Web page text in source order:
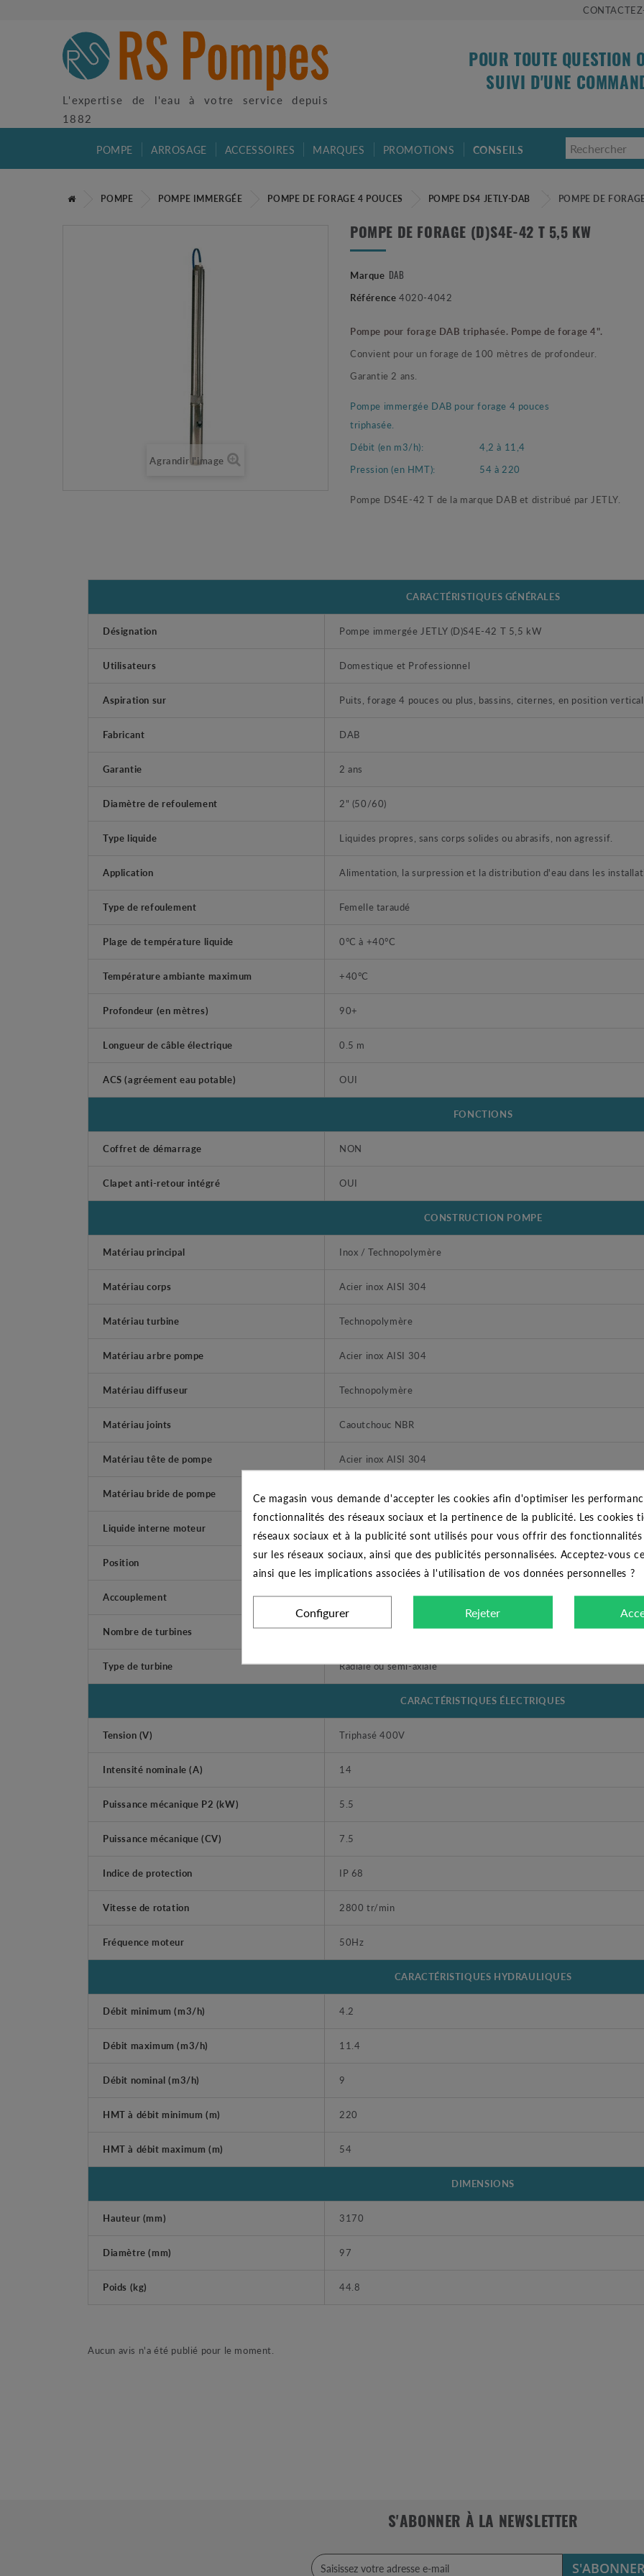
L'expertise de l'eau à votre service depuis
1882
POUR TOUTE QUESTION
SUIVI D'UNE
POMPE ARROSAGE ACCESSOIRES MARQUES PROMOTIONS CONSEILS
POMPE POMPE IMMERGÉE POMPE DE FORAGE 4 POUCES POMPE DS4 JETLY-DAB POMPE DE
Agrandir l'image
POMPE DE FORAGE (D)S4E-42 T 5,5 KW
Marque DAB
Référence 4020-4042
Pompe pour forage DAB triphasée. Pompe de forage 4".
Convient pour un forage de 100 mètres de profondeur.
Garantie 2 ans.
Pompe immergée DAB pour forage 4 pouces
triphasée.
Débit (en m3/h):
4,2 à 11,4
Pression (en HMT):
54 à 220
Pompe DS4E-42 T de la marque DAB et distribué par JETLY.
CARACTÉRISTIQUES GÉNÉRALES
Désignation Pompe immergée JETLY (D)S4E-42 T 5,5 kW
Utilisateurs Domestique et Professionnel
Aspiration sur Puits, forage 4 pouces ou plus, bassins, citernes, en position
Fabricant DAB
Garantie 2 ans
Diamètre de refoulement 2" (50/60)
Type liquide Liquides propres, sans corps solides ou abrasifs, non agressif.
Application Alimentation, la surpression et la distribution d'eau dans les
Type de refoulement Femelle taraudé
Plage de température liquide 0°C à +40°C
Température ambiante maximum +40°C
Profondeur (en mètres) 90+
Longueur de câble électrique 0.5 m
ACS (agréement eau potable) OUI
FONCTIONS
Coffret de démarrage NON
Clapet anti-retour intégré OUI
CONSTRUCTION POMPE
Matériau principal Inox / Technopolymère
Matériau corps Acier inox AISI 304
Matériau turbine Technopolymère
Matériau arbre pompe Acier inox AISI 304
Matériau diffuseur Technopolymère
Matériau joints Caoutchouc NBR
Matériau tête de pompe Acier inox AISI 304
Matériau bride de pompe Acier inox AISI 304
Liquide interne moteur
Position Verticale
Accouplement Norme NEMA
Nombre de turbines 42
Type de turbine Radiale ou semi-axiale
CARACTÉRISTIQUES ÉLECTRIQUES
Tension (V) Triphasé 400V
Intensité nominale (A) 14
Puissance mécanique P2 (kW) 5.5
Puissance mécanique (CV) 7.5
Indice de protection IP 68
Vitesse de rotation 2800 tr/min
Fréquence moteur 50Hz
CARACTÉRISTIQUES HYDRAULIQUES
Débit minimum (m3/h) 4.2
Débit maximum (m3/h) 11.4
Débit nominal (m3/h) 9
HMT à débit minimum (m) 220
HMT à débit maximum (m) 54
DIMENSIONS
Hauteur (mm) 3170
Diamètre (mm) 97
Poids (kg) 44.8
Aucun avis n'a été publié pour le moment.
S'ABONNER À LA NEWSLETTER
Ce magasin vous demande d'accepter les cookies afin d'optimiser les
fonctionnalités des réseaux sociaux et la pertinence de la publicité. Les cookies
réseaux sociaux et à la publicité sont utilisés pour vous offrir des
sur les réseaux sociaux, ainsi que des publicités personnalisées. Acceptez-vous
ainsi que les implications associées à l'utilisation de vos données personnelles ?
Configurer Rejeter